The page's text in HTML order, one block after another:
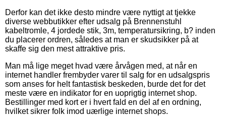
Derfor kan det ikke desto mindre være nyttigt at tjekke
diverse webbutikker efter udsalg på Brennenstuhl
kabeltromle, 4 jordede stik, 3m, temperatursikring, b? inden
du placerer ordren, således at man er skudsikker på at
skaffe sig den mest attraktive pris.
Man må lige meget hvad være årvågen med, at når en
internet handler frembyder varer til salg for en udsalgspris
som anses for helt fantastisk beskeden, burde det for det
meste være en indikator for en uoprigtig internet shop.
Bestillinger med kort er i hvert fald en del af en ordning,
hvilket sikrer folk imod uærlige internet shops.